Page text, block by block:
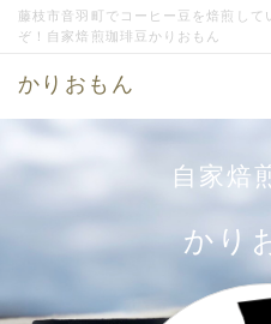
藤枝市音羽町でコーヒー豆を焙煎して
ぞ！自家焙煎珈琲豆かりおもん
かりおもん
自家焙
かり